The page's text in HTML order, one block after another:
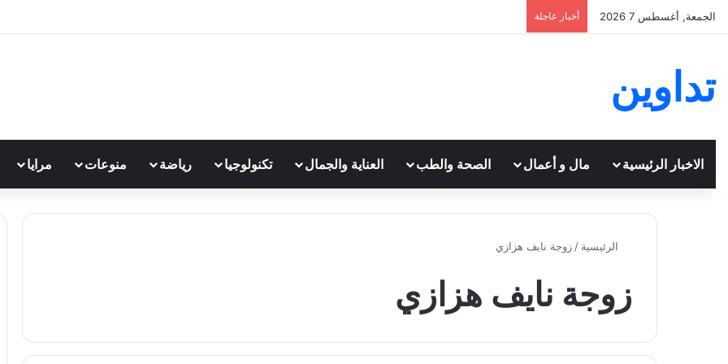
الجمعة, أغسطس 7 2026 أخبار عاجلة
تداوين
الاخبار الرئيسية مال و أعمال الصحة والطب العناية والجمال تكنولوجيا رياضة منوعات مرايا
الرئيسية / زوجة نايف هزازي
زوجة نايف هزازي